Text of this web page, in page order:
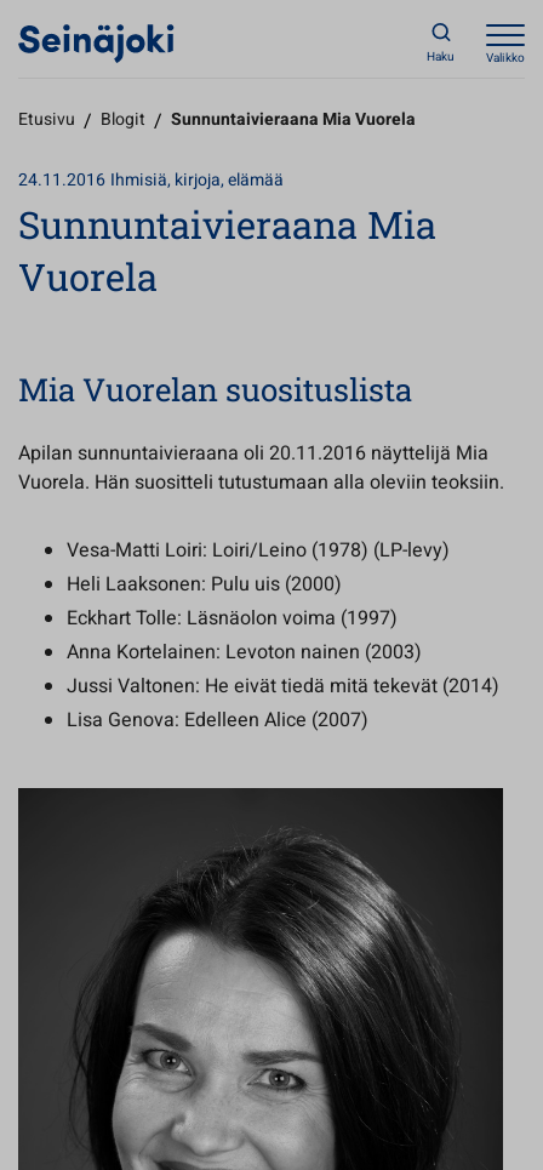
Haku Valikko
Etusivu / Blogit / Sunnuntaivieraana Mia Vuorela
24.11.2016 Ihmisiä, kirjoja, elämää
Sunnuntaivieraana Mia
Vuorela
Mia Vuorelan suosituslista
Apilan sunnuntaivieraana oli 20.11.2016 näyttelijä Mia
Vuorela. Hän suositteli tutustumaan alla oleviin teoksiin.
Vesa-Matti Loiri: Loiri/Leino (1978) (LP-levy)
Heli Laaksonen: Pulu uis (2000)
Eckhart Tolle: Läsnäolon voima (1997)
Anna Kortelainen: Levoton nainen (2003)
Jussi Valtonen: He eivät tiedä mitä tekevät (2014)
Lisa Genova: Edelleen Alice (2007)